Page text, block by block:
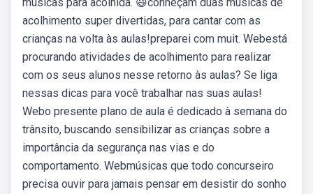
acolhimento super divertidas, para cantar com as
crianças na volta às aulas!preparei com muit. Webestá
procurando atividades de acolhimento para realizar
com os seus alunos nesse retorno às aulas? Se liga
nessas dicas para você trabalhar nas suas aulas!
Webo presente plano de aula é dedicado à semana do
trânsito, buscando sensibilizar as crianças sobre a
importância da segurança nas vias e do
comportamento. Webmúsicas que todo concurseiro
precisa ouvir para jamais pensar em desistir do sonho